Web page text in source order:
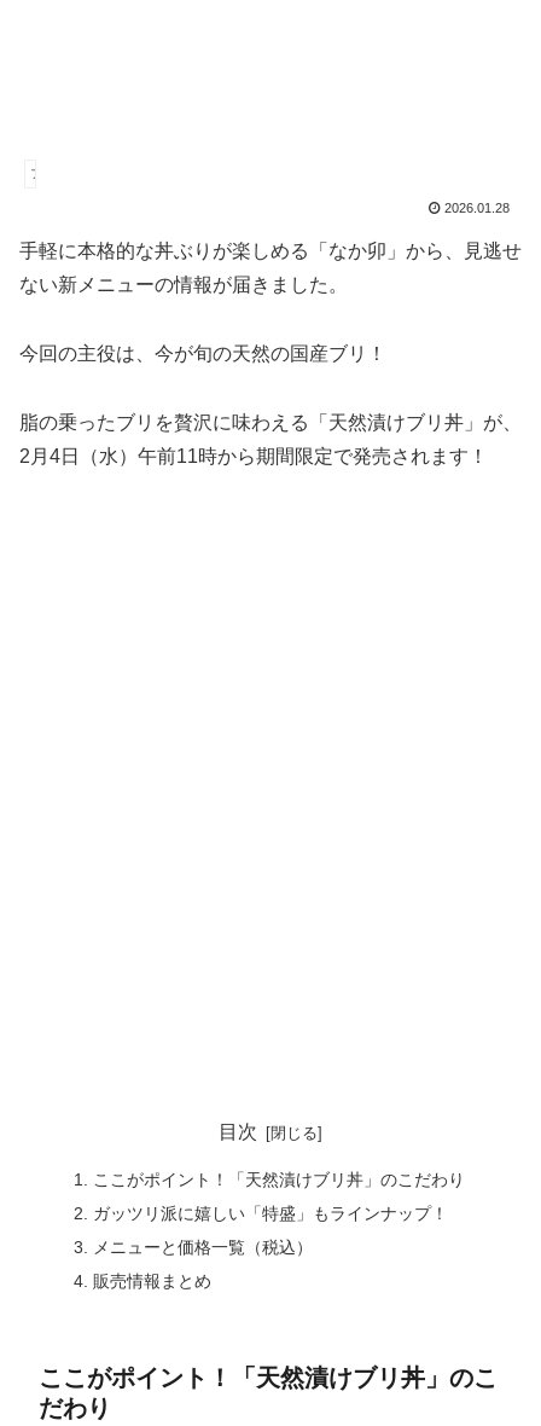
ファストフード
2026.01.28
手軽に本格的な丼ぶりが楽しめる「なか卯」から、見逃せ
ない新メニューの情報が届きました。
今回の主役は、今が旬の天然の国産ブリ！
脂の乗ったブリを贅沢に味わえる「天然漬けブリ丼」が、
2月4日（水）午前11時から期間限定で発売されます！
目次
ここがポイント！「天然漬けブリ丼」のこだわり
ガッツリ派に嬉しい「特盛」もラインナップ！
メニューと価格一覧（税込）
販売情報まとめ
ここがポイント！「天然漬けブリ丼」のこ
だわり